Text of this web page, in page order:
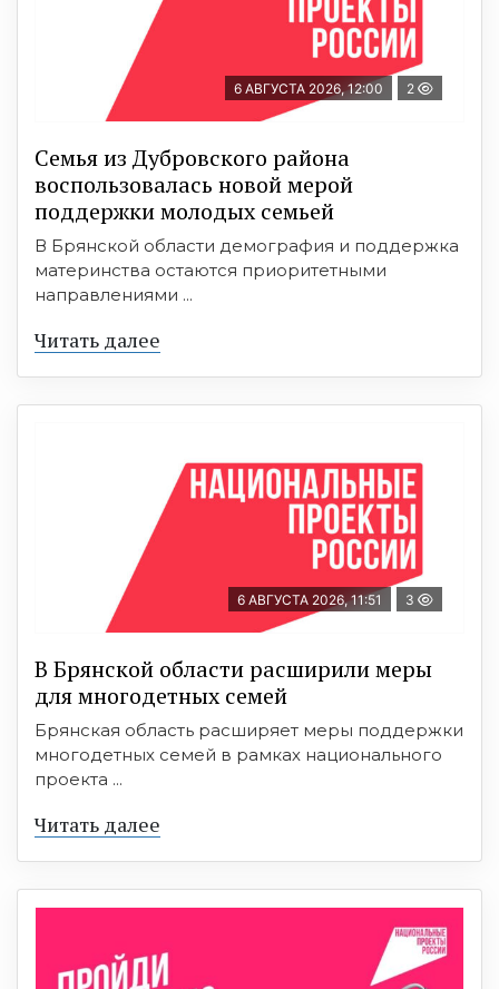
6 АВГУСТА 2026, 12:00 2
Семья из Дубровского района
воспользовалась новой мерой
поддержки молодых семьей
В Брянской области демография и поддержка
материнства остаются приоритетными
направлениями ...
Читать далее
6 АВГУСТА 2026, 11:51 3
В Брянской области расширили меры
для многодетных семей
Брянская область расширяет меры поддержки
многодетных семей в рамках национального
проекта ...
Читать далее